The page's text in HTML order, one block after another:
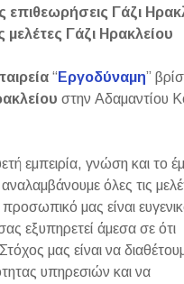
επιθεωρήσεις Γάζι
μελέτες Γάζι Ηρακλείου
“ Εργοδύναμη”
στην Αδαμαντίου
εμπειρία, γνώση και το
όλες τις
μας είναι
εξυπηρετεί άμεσα σε ότι
μας είναι να
υπηρεσιών και να